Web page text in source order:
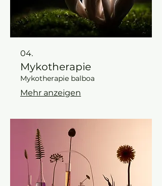
04.
Mykotherapie
Mykotherapie balboa
Mehr anzeigen